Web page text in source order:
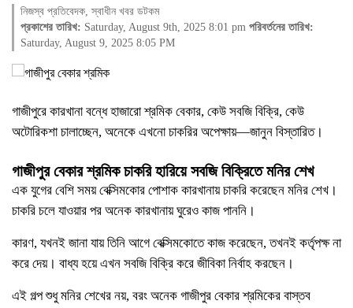
নিজস্ব প্রতিবেদক, স্বাধীন খবর ডটকম
প্রকাশের তারিখ: Saturday, August 9th, 2025 8:01 pm পরিবর্তনের তারিখ:
Saturday, August 9, 2025 8:05 PM
গাজীপুরে কারখানা বন্ধে হাজারো শ্রমিক বেকার, কেউ সবজিবিক্রি, কেউ
অটোরিকশা চালাচ্ছেন, অনেকে এখনোচাকরির অপেক্ষায়—জানুন বিস্তারিত।
গাজীপুর বেকার শ্রমিকচাকরি হারিয়ে সবজি বিক্রিতে মনির শেখ
এক যুগের বেশি সময় বেক্সিমকোর পোশাক কারখানায় চাকরি করেছেন মনির শেখ।
চাকরি চলে যাওয়ার পর অনেক কারখানায় ঘুরেও কাজ পাননি।
কারণ, যখনই জানা যায় তিনি আগে বেক্সিমকোতে কাজ করেছেন, তখনই কর্তৃপক্ষ না
করে দেয়। বাধ্য হয়ে এখন সবজি বিক্রি করে জীবিকা নির্বাহ করছেন।
এই গল্প শুধু মনির শেখের নয়, বরং অনেক গাজীপুর বেকার শ্রমিকের বাস্তব